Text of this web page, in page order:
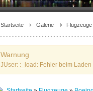
Startseite Galerie Flugzeuge
Warnung
JUser: :_load: Fehler beim